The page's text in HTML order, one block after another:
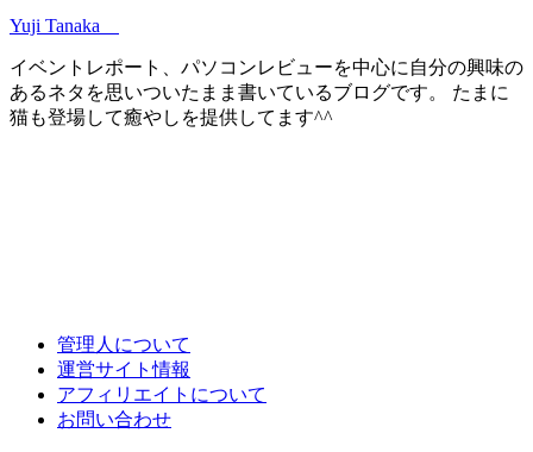
Yuji Tanaka
イベントレポート、パソコンレビューを中心に自分の興味の
あるネタを思いついたまま書いているブログです。 たまに
猫も登場して癒やしを提供してます^^
管理人について
運営サイト情報
アフィリエイトについて
お問い合わせ